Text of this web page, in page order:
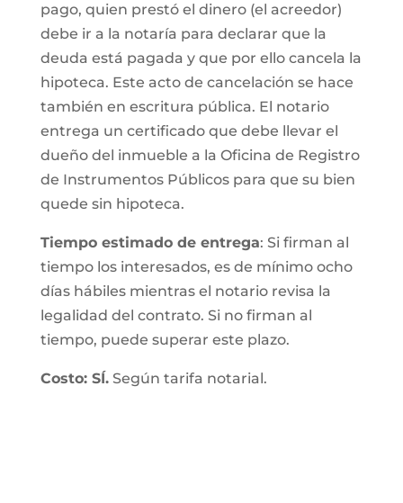
pago, quien prestó el dinero (el acreedor)
debe ir a la notaría para declarar que la
deuda está pagada y que por ello cancela la
hipoteca. Este acto de cancelación se hace
también en escritura pública. El notario
entrega un certificado que debe llevar el
dueño del inmueble a la Oficina de Registro
de Instrumentos Públicos para que su bien
quede sin hipoteca.
Tiempo estimado de entrega: Si firman al
tiempo los interesados, es de mínimo ocho
días hábiles mientras el notario revisa la
legalidad del contrato. Si no firman al
tiempo, puede superar este plazo.
Costo: SÍ.Según tarifa notarial.